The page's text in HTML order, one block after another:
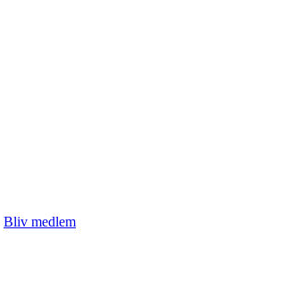
Bliv medlem